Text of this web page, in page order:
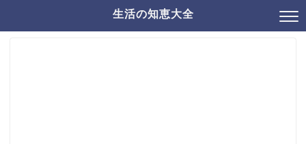
生活の知恵大全